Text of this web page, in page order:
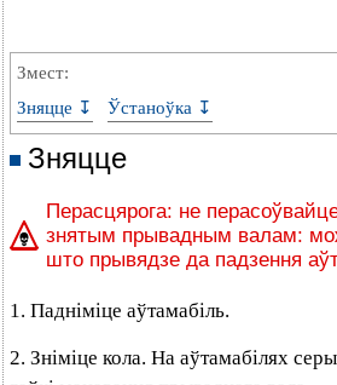
Змест:
Зняцце ↧
Ўстаноўка ↧
Зняцце
Перасцярога: не
знятым прывадным валам:
што прывядзе да падзення
1. Падніміце аўтамабіль.
2. Зніміце кола. На аўтамабілях